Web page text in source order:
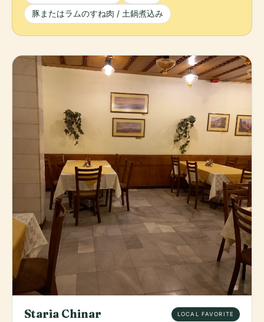
豚またはラムのすね肉 / 土鍋煮込み
Staria Chinar LOCAL FAVORITE